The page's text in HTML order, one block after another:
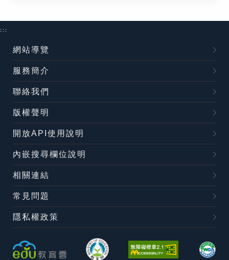
:::
網站導覽
服務簡介
聯絡我們
版權聲明
開放API使用說明
內嵌搜尋欄位說明
相關連結
常見問題
隱私權政策